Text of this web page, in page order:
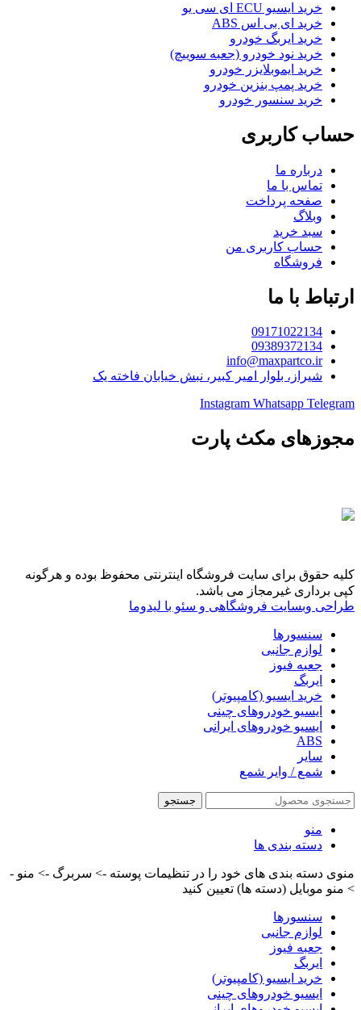
خرید ایسیو ECU ای سی یو
خرید ای بی اس ABS
خرید ایربگ خودرو
خرید نود خودرو (جعبه سوییچ)
خرید ایموبلایزر خودرو
خرید پمپ بنزین خودرو
خرید سنسور خودرو
حساب کاربری
درباره ما
تماس با ما
صفحه پرداخت
وبلاگ
سبد خرید
حساب کاربری من
فروشگاه
ارتباط با ما
09171022134
09389372134
info@maxpartco.ir
شیراز، بلوار امیر کبیر، نبش خیابان فاخته یک
Instagram Whatsapp Telegram
مجوزهای مکث پارت
کلیه حقوق برای سایت فروشگاه اینترنتی محفوظ بوده و هرگونه
کپی برداری غیرمجاز می باشد.
طراحی وبسایت فروشگاهی و سئو با لیدوما
سنسورها
لوازم جانبی
جعبه فیوز
ایربگ
خرید ایسیو (کامپیوتر)
ایسیو خودروهای چینی
ایسیو خودروهای ایرانی
ABS
سایر
شمع / وایر شمع
جستجو
منو
دسته بندی ها
منوی دسته بندی های خود را در تنظیمات پوسته -> سربرگ -> منو -
> منو موبایل (دسته ها) تعیین کنید
سنسورها
لوازم جانبی
جعبه فیوز
ایربگ
خرید ایسیو (کامپیوتر)
ایسیو خودروهای چینی